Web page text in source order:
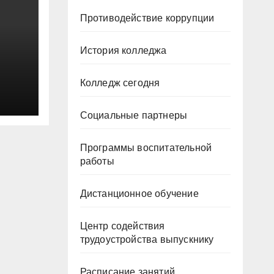
Противодействие коррупции
История колледжа
Колледж сегодня
Социальные партнеры
Программы воспитательной
работы
Дистанционное обучение
Центр содействия
трудоустройства выпускнику
Расписание занятий